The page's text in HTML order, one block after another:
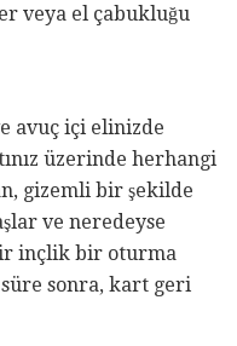
veya el çabukluğu
avuç içi elinizde
üzerinde herhangi
gizemli bir şekilde
ve neredeyse
inçlik bir oturma
süre sonra, kart geri